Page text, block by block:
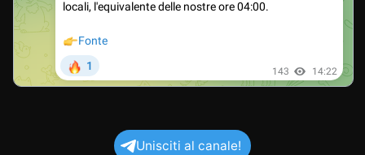
Unisciti al canale!